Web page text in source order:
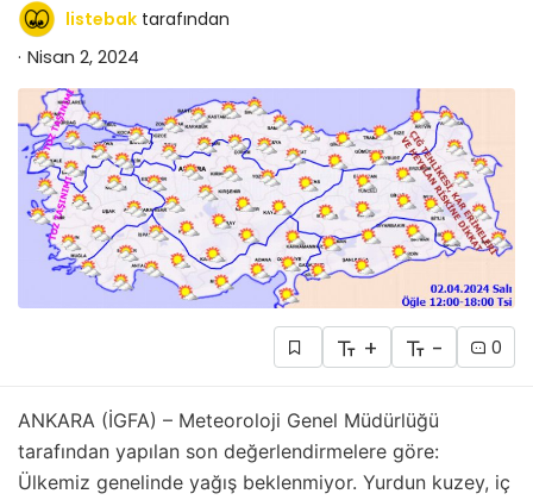
listebak tarafından
Nisan 2, 2024
+ - 0
ANKARA (İGFA) – Meteoroloji Genel Müdürlüğü
tarafından yapılan son değerlendirmelere göre:
Ülkemiz genelinde yağış beklenmiyor. Yurdun kuzey, iç